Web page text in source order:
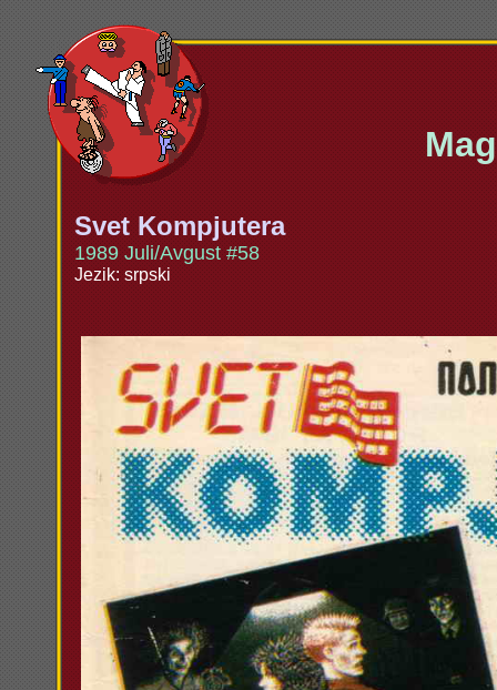
Svet Kompjutera
1989 Juli/Avgust #58
Jezik: srpski